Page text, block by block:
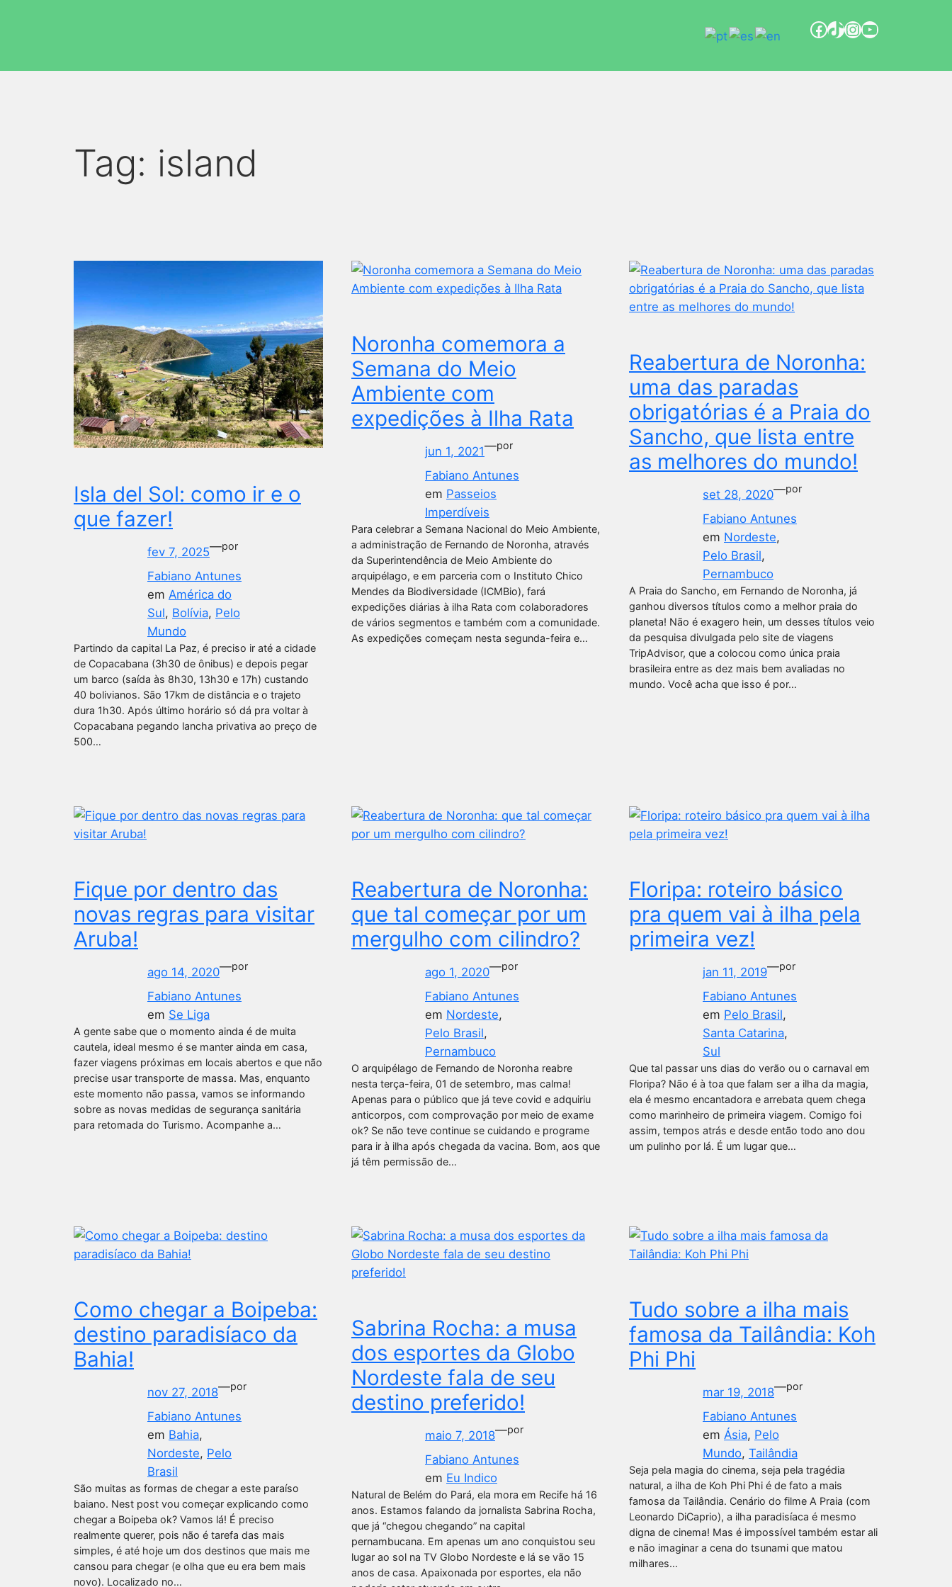
Tag: island
Isla del Sol: como ir e o
que fazer!
fev 7, 2025—por
Fabiano Antunes
em América do
Sul, Bolívia, Pelo
Mundo
Partindo da capital La Paz, é preciso ir até a cidade
de Copacabana (3h30 de ônibus) e depois pegar
um barco (saída às 8h30, 13h30 e 17h) custando
40 bolivianos. São 17km de distância e o trajeto
dura 1h30. Após último horário só dá pra voltar à
Copacabana pegando lancha privativa ao preço de
500…
Noronha comemora a
Semana do Meio
Ambiente com
expedições à Ilha Rata
jun 1, 2021—por
Fabiano Antunes
em Passeios
Imperdíveis
Para celebrar a Semana Nacional do Meio Ambiente,
a administração de Fernando de Noronha, através
da Superintendência de Meio Ambiente do
arquipélago, e em parceria com o Instituto Chico
Mendes da Biodiversidade (ICMBio), fará
expedições diárias à ilha Rata com colaboradores
de vários segmentos e também com a comunidade.
As expedições começam nesta segunda-feira e…
Reabertura de Noronha:
uma das paradas
obrigatórias é a Praia do
Sancho, que lista entre
as melhores do mundo!
set 28, 2020—por
Fabiano Antunes
em Nordeste
Pelo Brasil
Pernambuco
A Praia do Sancho, em Fernando de Noronha, já
ganhou diversos títulos como a melhor praia do
planeta! Não é exagero hein, um desses títulos veio
da pesquisa divulgada pelo site de viagens
TripAdvisor, que a colocou como única praia
brasileira entre as dez mais bem avaliadas no
mundo. Você acha que isso é por…
Fique por dentro das
novas regras para visitar
Aruba!
ago 14, 2020—por
Fabiano Antunes
em Se Liga
A gente sabe que o momento ainda é de muita
cautela, ideal mesmo é se manter ainda em casa,
fazer viagens próximas em locais abertos e que não
precise usar transporte de massa. Mas, enquanto
este momento não passa, vamos se informando
sobre as novas medidas de segurança sanitária
para retomada do Turismo. Acompanhe a…
Reabertura de Noronha:
que tal começar por um
mergulho com cilindro?
ago 1, 2020—por
Fabiano Antunes
em Nordeste
Pelo Brasil
Pernambuco
O arquipélago de Fernando de Noronha reabre
nesta terça-feira, 01 de setembro, mas calma!
Apenas para o público que já teve covid e adquiriu
anticorpos, com comprovação por meio de exame
ok? Se não teve continue se cuidando e programe
para ir à ilha após chegada da vacina. Bom, aos que
já têm permissão de…
Floripa: roteiro básico
pra quem vai à ilha pela
primeira vez!
jan 11, 2019—por
Fabiano Antunes
em Pelo Brasil
Santa Catarina
Sul
Que tal passar uns dias do verão ou o carnaval em
Floripa? Não é à toa que falam ser a ilha da magia,
ela é mesmo encantadora e arrebata quem chega
como marinheiro de primeira viagem. Comigo foi
assim, tempos atrás e desde então todo ano dou
um pulinho por lá. É um lugar que…
Como chegar a Boipeba:
destino paradisíaco da
Bahia!
nov 27, 2018—por
Fabiano Antunes
em Bahia
Nordeste, Pelo
Brasil
São muitas as formas de chegar a este paraíso
baiano. Nest post vou começar explicando como
chegar a Boipeba ok? Vamos lá! É preciso
realmente querer, pois não é tarefa das mais
simples, é até hoje um dos destinos que mais me
cansou para chegar (e olha que eu era bem mais
novo). Localizado no…
Sabrina Rocha: a musa
dos esportes da Globo
Nordeste fala de seu
destino preferido!
maio 7, 2018—por
Fabiano Antunes
em Eu Indico
Natural de Belém do Pará, ela mora em Recife há 16
anos. Estamos falando da jornalista Sabrina Rocha,
que já “chegou chegando” na capital
pernambucana. Em apenas um ano conquistou seu
lugar ao sol na TV Globo Nordeste e lá se vão 15
anos de casa. Apaixonada por esportes, ela não
Tudo sobre a ilha mais
famosa da Tailândia: Koh
Phi Phi
mar 19, 2018—por
Fabiano Antunes
em Ásia, Pelo
Mundo, Tailândia
Seja pela magia do cinema, seja pela tragédia
natural, a ilha de Koh Phi Phi é de fato a mais
famosa da Tailândia. Cenário do filme A Praia (com
Leonardo DiCaprio), a ilha paradisíaca é mesmo
digna de cinema! Mas é impossível também estar ali
e não imaginar a cena do tsunami que matou
milhares…